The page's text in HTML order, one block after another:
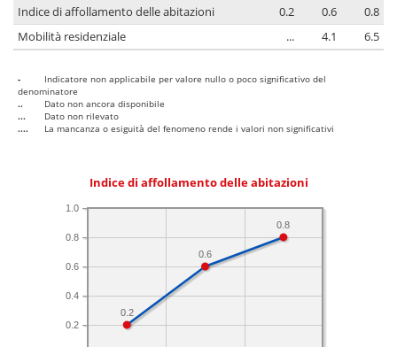
Indice di affollamento delle abitazioni
0.2 0.6
0.8
Mobilità residenziale
... 4.1 6.5
-
Indicatore non applicabile per valore nullo o poco significativo del
denominatore
..
Dato non ancora disponibile
...
Dato non rilevato
....
La mancanza o esiguità del fenomeno rende i valori non significativi
Indice di affollamento delle abitazioni
0.2
0.4
0.6
0.8
1.0
0.8
0.6
0.2